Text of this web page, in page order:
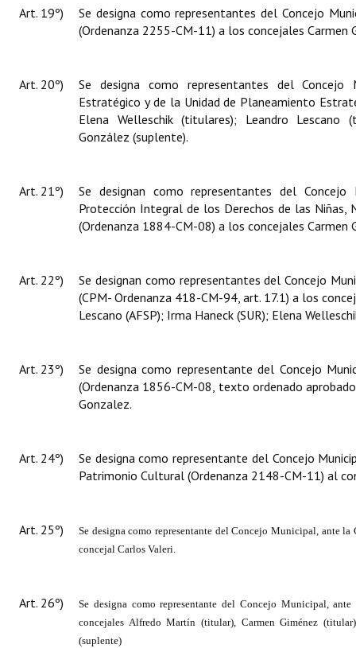
Art. 19º)
Se designa como representantes del Concejo
(Ordenanza 2255-CM-11) a los concejales Carmen
Art. 20º)
Se designa como representantes del
Estratégico y de la Unidad de Planeamiento
Elena Welleschik (titulares); Leandro Lescano
González (suplente).
Art. 21º)
Se designan como representantes del
Protección Integral de los Derechos de las Niñas,
(Ordenanza 1884-CM-08) a los concejales Carmen
Art. 22º)
Se designan como representantes del Concejo
(CPM- Ordenanza 418-CM-94, art. 17.1) a los
Lescano (AFSP); Irma Haneck (SUR); Elena
Art. 23º)
Se designa como representante del Concejo
(Ordenanza 1856-CM-08, texto ordenado
Gonzalez.
Art. 24º)
Se designa como representante del Concejo
Patrimonio Cultural (Ordenanza 2148-CM-11) al
Art. 25º)
Se designa como representante del Concejo Municipal, ante
concejal Carlos Valeri.
Art. 26º)
Se designa como representante del Concejo Municipal,
concejales Alfredo Martín (titular), Carmen Giménez
(suplente)